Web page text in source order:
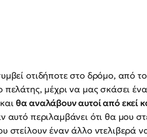
οτιδήποτε στο δρόμο, από
πελάτης, μέχρι να μας σκάσει
θα αναλάβουν αυτοί από εκεί
αυτό περιλαμβάνει ότι θα μου
στείλουν έναν άλλο ντελιβερά